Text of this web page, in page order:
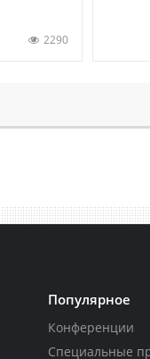
2290
Популярное
Конференции
Специальные